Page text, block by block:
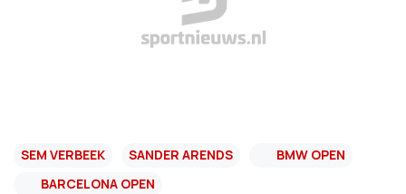
SEM VERBEEK SANDER ARENDS
BMW OPEN
BARCELONA OPEN